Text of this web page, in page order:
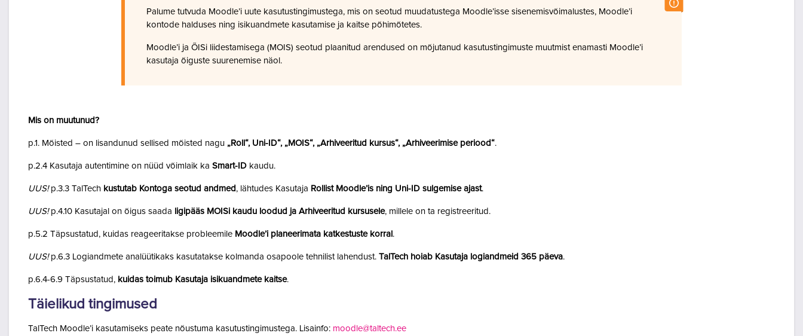
Palume tutvuda Moodle’i uute kasutustingimustega, mis on seotud muudatustega Moodle’isse sisenemisvõimalustes, Moodle’i
kontode halduses ning isikuandmete kasutamise ja kaitse põhimõtetes.
Moodle’i ja ÕISi liidestamisega (MOIS) seotud plaanitud arendused on mõjutanud kasutustingimuste muutmist enamasti Moodle’i
kasutaja õiguste suurenemise näol.
Mis on muutunud?
p.1. Mõisted – on lisandunud sellised mõisted nagu „Roll“, Uni-ID“, „MOIS“, „Arhiveeritud kursus“, „Arhiveerimise periood“.
p.2.4 Kasutaja autentimine on nüüd võimlaik ka Smart-ID kaudu.
UUS!p.3.3 TalTech kustutab Kontoga seotud andmed , lähtudes Kasutaja Rollist Moodle’is ning Uni-ID sulgemise ajast.
UUS!p.4.10 Kasutajal on õigus saada ligipääs MOISi kaudu loodud ja Arhiveeritud kursusele, millele on ta registreeritud.
p.5.2 Täpsustatud, kuidas reageeritakse probleemile Moodle’i planeerimata katkestuste korral .
UUS!p.6.3 Logiandmete analüütikaks kasutatakse kolmanda osapoole tehnilist lahendust. TalTech hoiab Kasutaja logiandmeid 365 päeva.
p.6.4-6.9 Täpsustatud, kuidas toimub Kasutaja isikuandmete kaitse.
Täielikud tingimused
TalTech Moodle’i kasutamiseks peate nõustuma kasutustingimustega. Lisainfo: moodle@taltech.ee